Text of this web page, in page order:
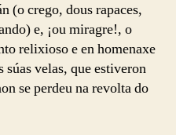
(o crego, dous rapaces,
e, ¡ou miragre!, o
relixioso e en homenaxe
súas velas, que estiveron
se perdeu na revolta do